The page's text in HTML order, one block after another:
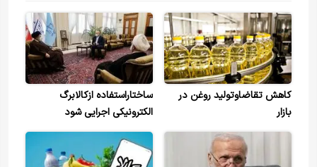
کاهش تقاضاوتولید روغن در
بازار
ساختاراستفاده ازکالابرگ
الکترونیکی اجرایی شود